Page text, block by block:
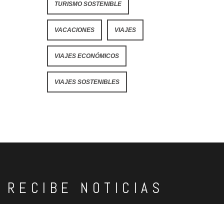
TURISMO SOSTENIBLE
VACACIONES VIAJES
VIAJES ECONÓMICOS
VIAJES SOSTENIBLES
RECIBE NOTICIAS